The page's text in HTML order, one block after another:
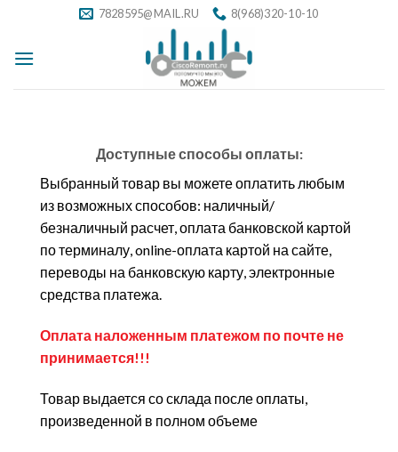
content
7828595@MAIL.RU 8(968)320-10-10
Доступные способы оплаты:
Выбранный товар вы можете оплатить любым
из возможных способов: наличный/
безналичный расчет, оплата банковской картой
по терминалу, online-оплата картой на сайте,
переводы на банковскую карту, электронные
средства платежа.
Оплата наложенным платежом по почте не
принимается!!!
Товар выдается со склада после оплаты,
произведенной в полном объеме